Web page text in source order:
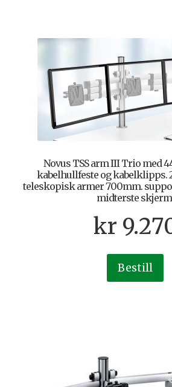
Novus TSS arm III Trio med
kabelhullfeste og kabelklipps.
teleskopisk armer 700mm.
midterste
kr
Bestill